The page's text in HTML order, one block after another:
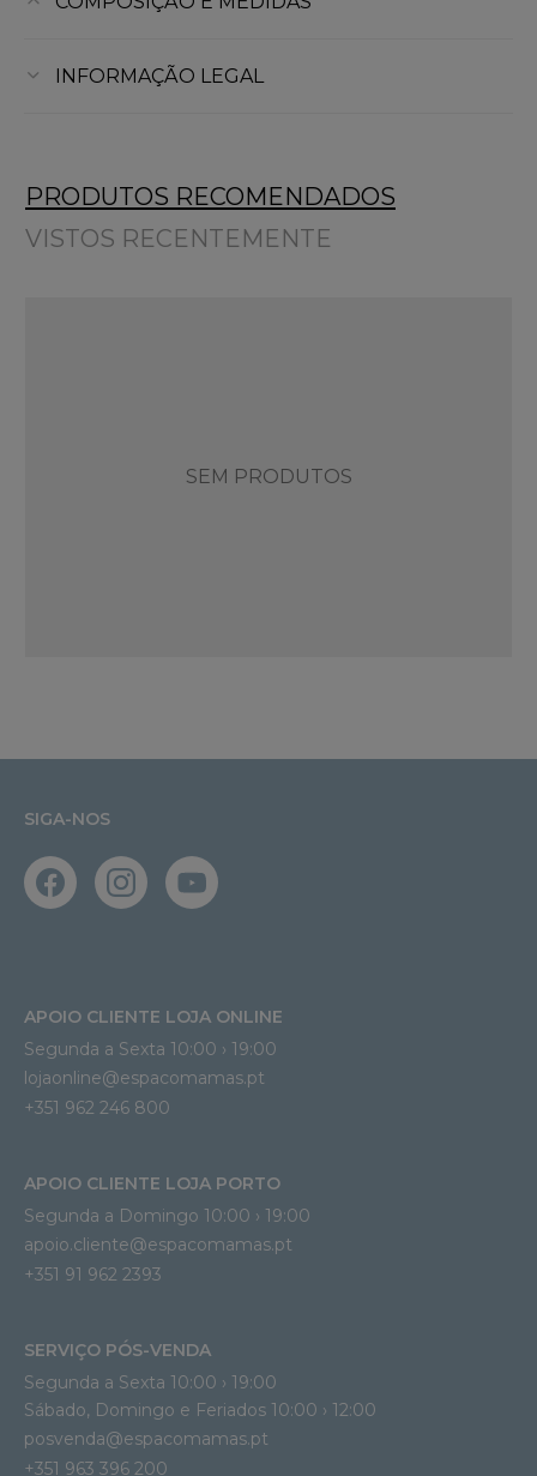
INFORMAÇÃO LEGAL
PRODUTOS RECOMENDADOS
VISTOS RECENTEMENTE
SEM PRODUTOS
SIGA-NOS
APOIO CLIENTE LOJA ONLINE
Segunda a Sexta 10:00 › 19:00
lojaonline@espacomamas.pt
+351 962 246 800
APOIO CLIENTE LOJA PORTO
Segunda a Domingo 10:00 › 19:00
apoio.cliente@espacomamas.pt
+351 91 962 2393
SERVIÇO PÓS-VENDA
Segunda a Sexta 10:00 › 19:00
Sábado, Domingo e Feriados 10:00 › 12:00
posvenda@espacomamas.pt
+351 963 396 200